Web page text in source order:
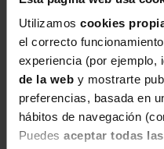
Utilizamos cookies
el correcto
experiencia (por ejemplo,
de la weby mostrarte
preferencias, basada en
hábitos de navegación
Puedes aceptar todas